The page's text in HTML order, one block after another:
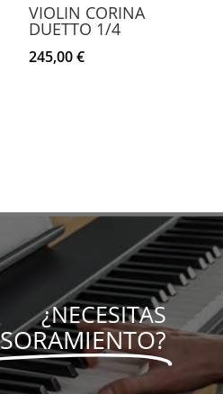
VIOLIN CORINA
DUETTO 1/4
245,00€
¿NECESITAS